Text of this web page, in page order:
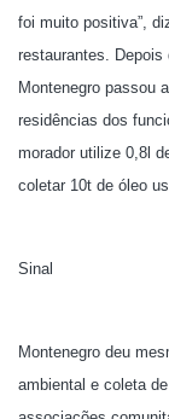
foi muito positiva”,
restaurantes.
Montenegro passou
residências dos
morador utilize 0,8l
coletar 10t de óleo
Sinal
Montenegro deu
ambiental e coleta